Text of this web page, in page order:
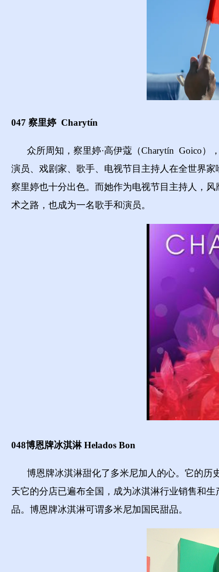
047 察里婷 Charytín
众所周知，察里婷·高伊蔻（Charytín Goico）
演员、戏剧家、歌手、电视节目主持人在全世界
察里婷也十分出色。而她作为电视节目主持人，
术之路，也成为一名歌手和演员。
048博恩牌冰淇淋 Helados Bon
博恩牌冰淇淋甜化了多米尼加人的心。它的历
天它的分店已遍布全国，成为冰淇淋行业销售和
品。博恩牌冰淇淋可谓多米尼加国民甜品。